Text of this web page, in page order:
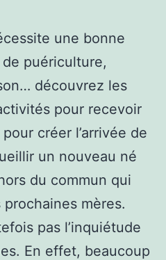
une bonne
puériculture,
découvrez les
pour recevoir
créer l’arrivée de
un nouveau né
du commun qui
mères.
pas l’inquiétude
En effet, beaucoup